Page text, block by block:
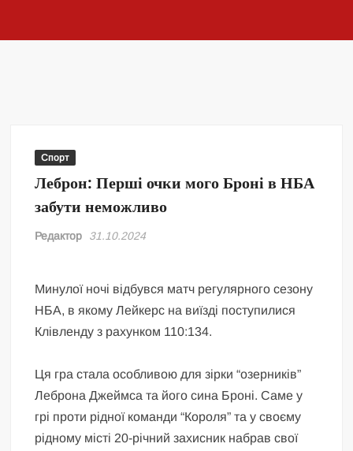
Спорт
Леброн: Перші очки мого Броні в НБА
забути неможливо
Редактор 31.10.2024
Минулої ночі відбувся матч регулярного сезону
НБА, в якому Лейкерс на виїзді поступилися
Клівленду з рахунком 110:134.
Ця гра стала особливою для зірки “озерників”
Леброна Джеймса та його сина Броні. Саме у
грі проти рідної команди “Короля” та у своєму
рідному місті 20-річний захисник набрав свої